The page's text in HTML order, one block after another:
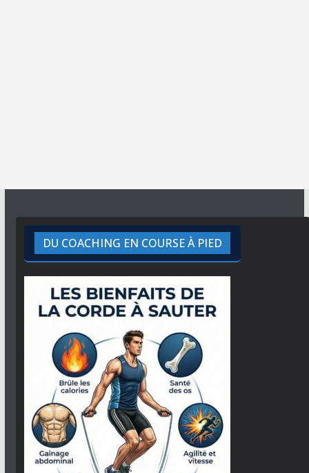
DU COACHING EN COURSE À PIED